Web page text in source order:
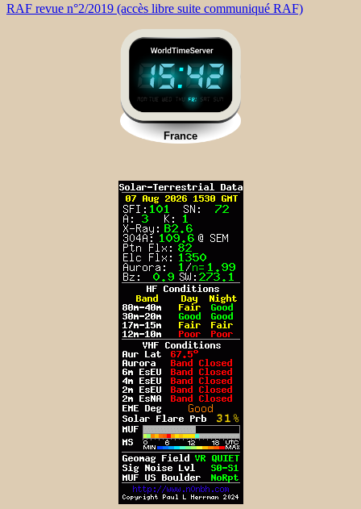
RAF revue n°2/2019 (accès libre suite communiqué RAF)